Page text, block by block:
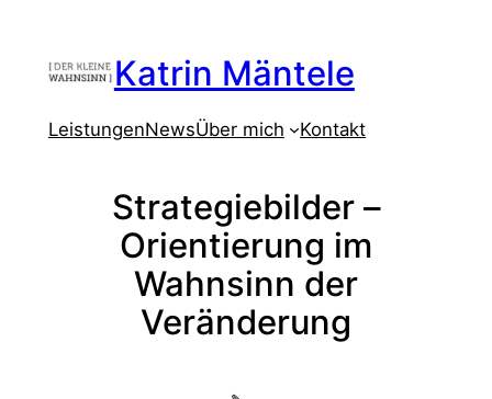
springen
Katrin Mäntele
LeistungenNewsÜber mich Kontakt
Strategiebilder –
Orientierung im
Wahnsinn der
Veränderung